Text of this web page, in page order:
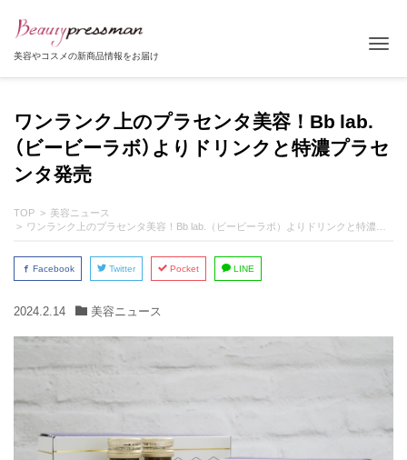
美容やコスメの新商品情報をお届け
ワンランク上のプラセンタ美容！Bb lab.
（ビービーラボ）よりドリンクと特濃プラセ
ンタ発売
TOP
美容ニュース
ワンランク上のプラセンタ美容！Bb lab.（ビービーラボ）よりドリンクと特濃プラセンタ発売
Facebook Twitter Pocket LINE
2024.2.14 美容ニュース